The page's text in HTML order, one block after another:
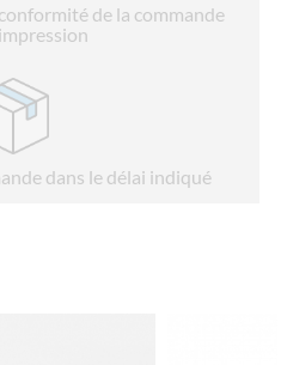
de la commande
dans le délai indiqué